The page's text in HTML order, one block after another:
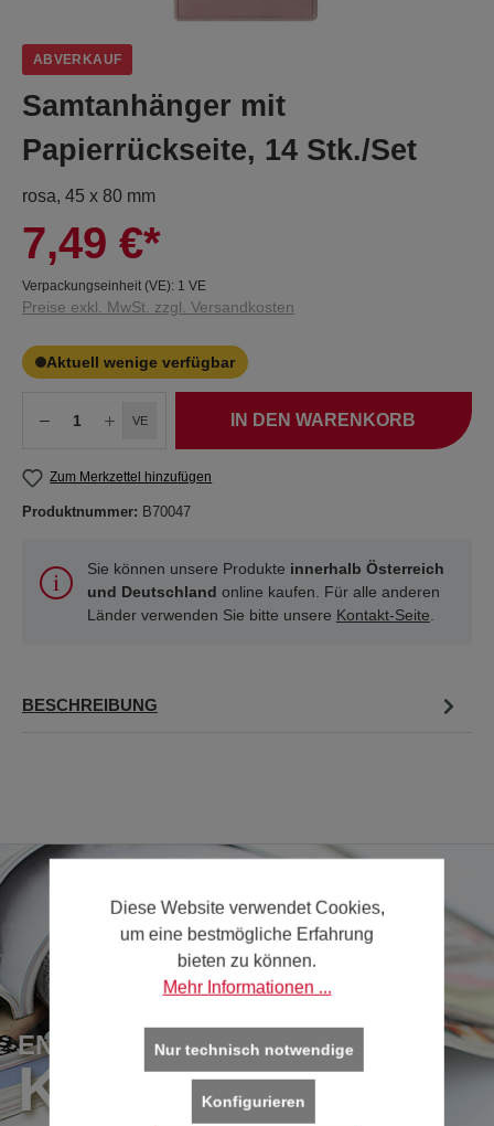
ABVERKAUF
Samtanhänger mit
Papierrückseite, 14 Stk./Set
rosa, 45 x 80 mm
7,49 €*
Verpackungseinheit (VE): 1 VE
Preise exkl. MwSt. zzgl. Versandkosten
Aktuell wenige verfügbar
VE IN DEN WARENKORB
Zum Merkzettel hinzufügen
Produktnummer: B70047
Sie können unsere Produkte innerhalb Österreich
und Deutschland online kaufen. Für alle anderen
Länder verwenden Sie bitte unsere Kontakt-Seite.
BESCHREIBUNG
ENTDECKEN SIE UNSERE
KATALOGE
Diese Website verwendet Cookies,
um eine bestmögliche Erfahrung
bieten zu können.
Mehr Informationen ...
Nur technisch notwendige
Konfigurieren